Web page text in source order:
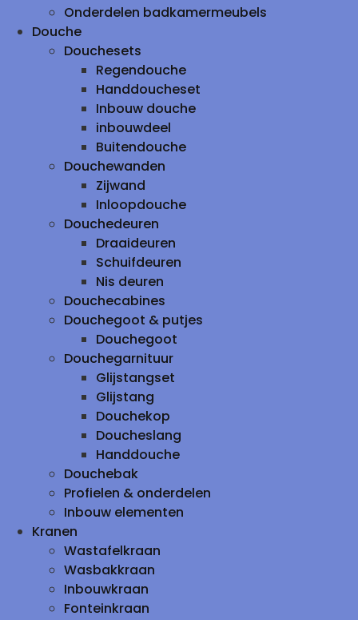
Onderdelen badkamermeubels
Douche
Douchesets
Regendouche
Handdoucheset
Inbouw douche
inbouwdeel
Buitendouche
Douchewanden
Zijwand
Inloopdouche
Douchedeuren
Draaideuren
Schuifdeuren
Nis deuren
Douchecabines
Douchegoot & putjes
Douchegoot
Douchegarnituur
Glijstangset
Glijstang
Douchekop
Doucheslang
Handdouche
Douchebak
Profielen & onderdelen
Inbouw elementen
Kranen
Wastafelkraan
Wasbakkraan
Inbouwkraan
Fonteinkraan